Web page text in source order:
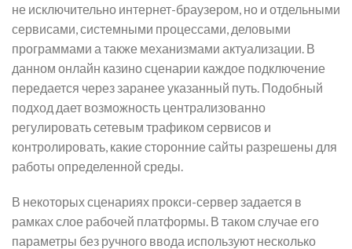
не исключительно интернет-браузером, но и отдельными
сервисами, системными процессами, деловыми
программами а также механизмами актуализации. В
данном онлайн казино сценарии каждое подключение
передается через заранее указанный путь. Подобный
подход дает возможность централизованно
регулировать сетевым трафиком сервисов и
контролировать, какие сторонние сайты разрешены для
работы определенной среды.
В некоторых сценариях прокси-сервер задается в
рамках слое рабочей платформы. В таком случае его
параметры без ручного ввода используют несколько